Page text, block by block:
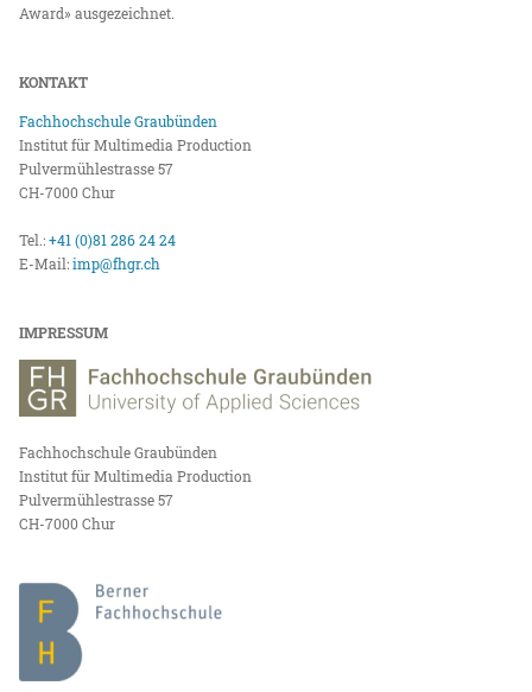
Award» ausgezeichnet.
KONTAKT
Fachhochschule Graubünden
Institut für Multimedia Production
Pulvermühlestrasse 57
CH-7000 Chur
Tel.:+41 (0)81 286 24 24
E-Mail:imp@fhgr.ch
IMPRESSUM
Fachhochschule Graubünden
Institut für Multimedia Production
Pulvermühlestrasse 57
CH-7000 Chur